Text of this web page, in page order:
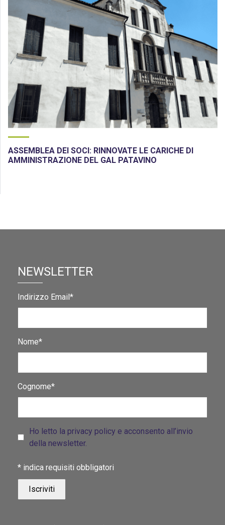
ASSEMBLEA DEI SOCI: RINNOVATE LE CARICHE DI
AMMINISTRAZIONE DEL GAL PATAVINO
NEWSLETTER
Indirizzo Email*
Nome*
Cognome*
Ho letto la privacy policy e acconsento all’invio
della newsletter.
* indica requisiti obbligatori